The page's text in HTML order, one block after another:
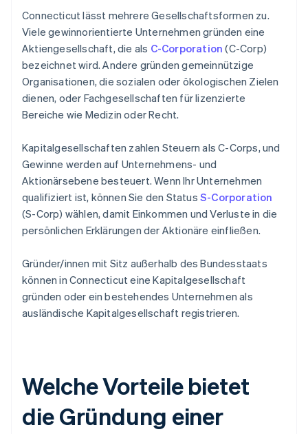
Connecticut lässt mehrere Gesellschaftsformen zu.
Viele gewinnorientierte Unternehmen gründen eine
Aktiengesellschaft, die als C-Corporation (C-Corp)
bezeichnet wird. Andere gründen gemeinnützige
Organisationen, die sozialen oder ökologischen Zielen
dienen, oder Fachgesellschaften für lizenzierte
Bereiche wie Medizin oder Recht.
Kapitalgesellschaften zahlen Steuern als C-Corps, und
Gewinne werden auf Unternehmens- und
Aktionärsebene besteuert. Wenn Ihr Unternehmen
qualifiziert ist, können Sie den Status S-Corporation
(S-Corp) wählen, damit Einkommen und Verluste in die
persönlichen Erklärungen der Aktionäre einfließen.
Gründer/innen mit Sitz außerhalb des Bundesstaats
können in Connecticut eine Kapitalgesellschaft
gründen oder ein bestehendes Unternehmen als
ausländische Kapitalgesellschaft registrieren.
Welche Vorteile bietet
die Gründung einer